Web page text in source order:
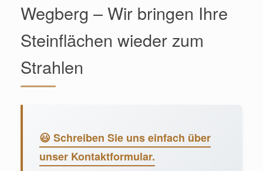
Wegberg – Wir bringen Ihre
Steinflächen wieder zum
Strahlen
😃 Schreiben Sie uns einfach über
unser Kontaktformular.